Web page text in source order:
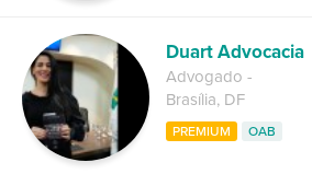
Duart Advocacia
Advogado -
Brasília, DF
PREMIUM OAB